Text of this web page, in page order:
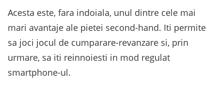
Acesta este, fara indoiala, unul dintre cele mai
mari avantaje ale pietei second-hand. Iti permite
sa joci jocul de cumparare-revanzare si, prin
urmare, sa iti reinnoiesti in mod regulat
smartphone-ul.